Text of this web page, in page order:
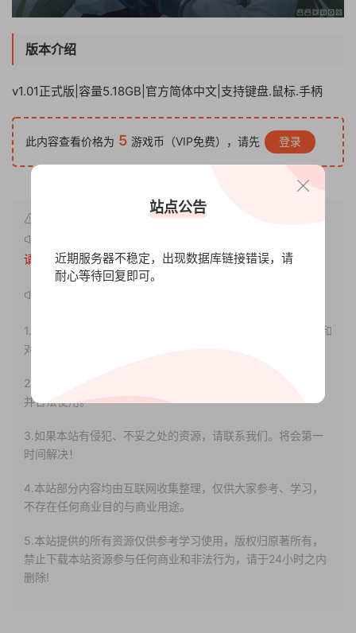
版本介绍
v1.01正式版|容量5.18GB|官方简体中文|支持键盘.鼠标.手柄
此内容查看价格为 5 游戏币（VIP免费），请先 登录
请注明出处。
1.本站部分内容转载自其它媒体，但并不代表本站赞同其观点和
对其真实性负责。
2.若您需要商业运营或用于其他商业活动，请您购买正版授权
并合法使用。
3.如果本站有侵犯、不妥之处的资源，请联系我们。将会第一
时间解决！
4.本站部分内容均由互联网收集整理，仅供大家参考、学习，
不存在任何商业目的与商业用途。
5.本站提供的所有资源仅供参考学习使用，版权归原著所有，
禁止下载本站资源参与任何商业和非法行为，请于24小时之内
删除!
站点公告
近期服务器不稳定，出现数据库链接错误，请
耐心等待回复即可。